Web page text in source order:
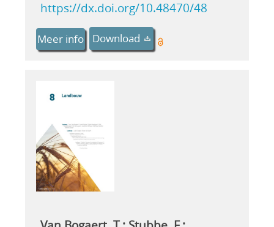
https://dx.doi.org/10.48470/48
Meer info Download